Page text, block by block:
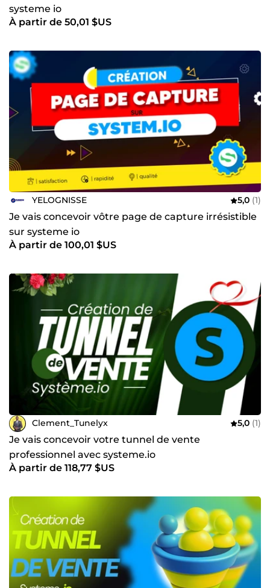
systeme io
À partir de 50,01 $US
YELOGNISSE 5,0 (1)
Je vais concevoir vôtre page de capture irrésistible
sur systeme io
À partir de 100,01 $US
Clement_Tunelyx 5,0 (1)
Je vais concevoir votre tunnel de vente
professionnel avec systeme.io
À partir de 118,77 $US